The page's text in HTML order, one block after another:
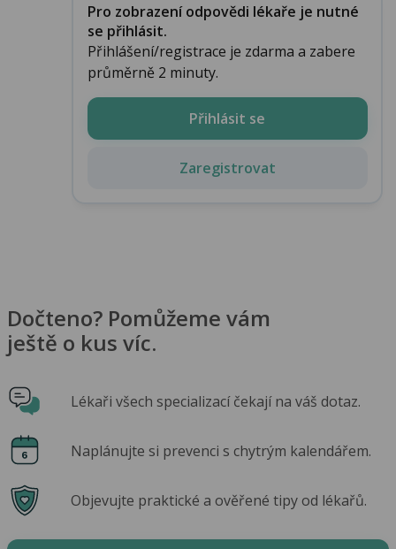
Pro zobrazení odpovědi lékaře je nutné
se přihlásit.
Přihlášení/registrace je zdarma a zabere
průměrně 2 minuty.
Přihlásit se
Zaregistrovat
Dočteno? Pomůžeme vám
ještě o kus víc.
Lékaři všech specializací čekají na váš dotaz.
Naplánujte si prevenci s chytrým kalendářem.
Objevujte praktické a ověřené tipy od lékařů.